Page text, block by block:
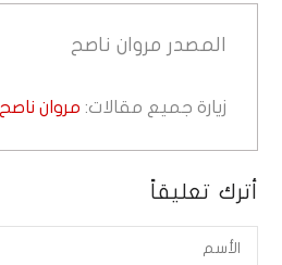
المصدر مروان ناصح
زيارة جميع مقالات: مروان ناصح
أترك تعليقاً